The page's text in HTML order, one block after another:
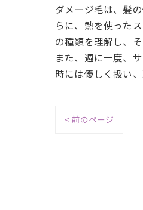
ダメージ毛は、髪
らに、熱を使った
の種類を理解し、
また、週に一度、
時には優しく扱い
< 前のページ